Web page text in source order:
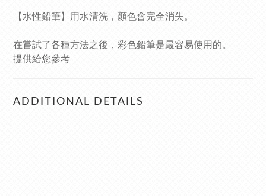
【水性鉛筆】用水清洗，顏色會完全消失。
在嘗試了各種方法之後，彩色鉛筆是最容易使用的。
提供給您參考
ADDITIONAL DETAILS